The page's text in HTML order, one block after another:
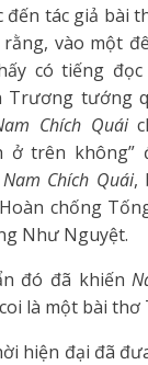
tác giả bài
vào một
có tiếng
Trương tướng
Chích Quái
ở trên không”
Chích Quái,
chống
Như Nguyệt.
đó đã khiến
là một bài thơ
hiện đại đã